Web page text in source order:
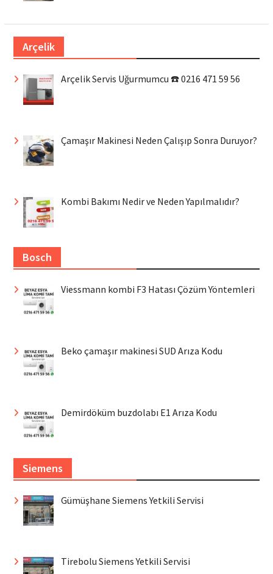
Arçelik
Arçelik Servis Uğurmumcu ☎️ 0216 471 59 56
Çamaşır Makinesi Neden Çalışıp Sonra Duruyor?
Kombi Bakımı Nedir ve Neden Yapılmalıdır?
Bosch
Viessmann kombi F3 Hatası Çözüm Yöntemleri
Beko çamaşır makinesi SUD Arıza Kodu
Demirdöküm buzdolabı E1 Arıza Kodu
Siemens
Gümüşhane Siemens Yetkili Servisi
Tirebolu Siemens Yetkili Servisi